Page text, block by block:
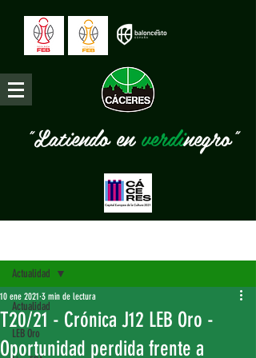
"Latiendo enverdinegro"
Actualidad
LEB Oro
Actualidad
T20/21 - Crónica J12 LEB Oro -
Oportunidad perdida frente a
10 ene 2021 3 min de lectura